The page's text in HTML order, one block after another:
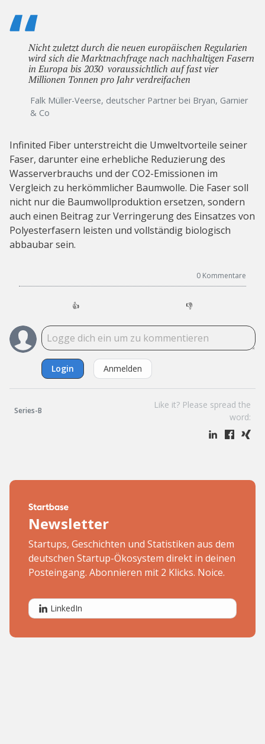
Nicht zuletzt durch die neuen europäischen Regularien
wird sich die Marktnachfrage nach nachhaltigen Fasern
in Europa bis 2030 voraussichtlich auf fast vier
Millionen Tonnen pro Jahr verdreifachen
Falk Müller-Veerse, deutscher Partner bei Bryan, Garnier
& Co
Infinited Fiber unterstreicht die Umweltvorteile seiner
Faser, darunter eine erhebliche Reduzierung des
Wasserverbrauchs und der CO2-Emissionen im
Vergleich zu herkömmlicher Baumwolle. Die Faser soll
nicht nur die Baumwollproduktion ersetzen, sondern
auch einen Beitrag zur Verringerung des Einsatzes von
Polyesterfasern leisten und vollständig biologisch
abbaubar sein.
0 Kommentare
👍 👎
Login Anmelden
Series-B
Like it? Please spread the
word:
Newsletter
Startups, Geschichten und Statistiken aus dem
deutschen Startup-Ökosystem direkt in deinen
Posteingang. Abonnieren mit 2 Klicks. Noice.
LinkedIn